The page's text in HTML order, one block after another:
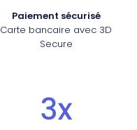
Paiement sécurisé
Carte bancaire avec 3D
Secure